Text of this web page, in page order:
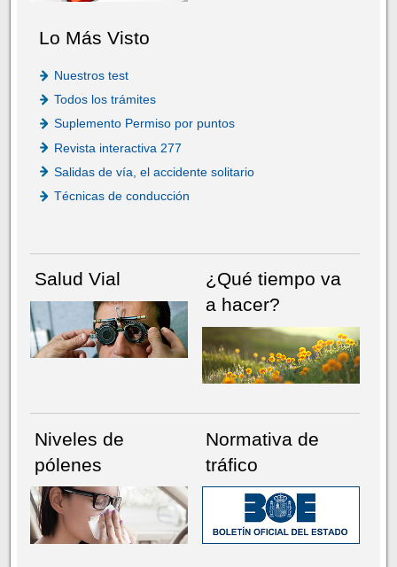
Lo Más Visto
Nuestros test
Todos los trámites
Suplemento Permiso por puntos
Revista interactiva 277
Salidas de vía, el accidente solitario
Técnicas de conducción
Salud Vial
¿Qué tiempo va
a hacer?
Niveles de
pólenes
Normativa de
tráfico